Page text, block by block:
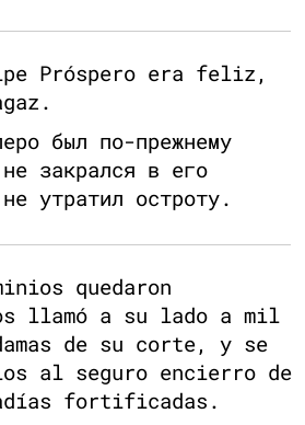
Próspero era feliz,
был по-прежнему
закрался в его
утратил остроту.
quedaron
llamó a su lado a mil
de su corte, y se
al seguro encierro de
fortificadas.